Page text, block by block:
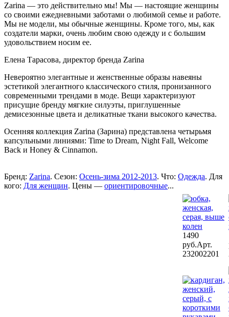
Zarina — это действительно мы! Мы — настоящие женщины
со своими ежедневными заботами о любимой семье и работе.
Мы не модели, мы обычные женщины. Кроме того, мы, как
создатели марки, очень любим свою одежду и с большим
удовольствием носим ее.
Елена Тарасова, директор бренда Zarina
Невероятно элегантные и женственные образы навеяны
эстетикой элегантного классического стиля, пронизанного
современными трендами в моде. Вещи характеризуют
присущие бренду мягкие силуэты, приглушенные
демисезонные цвета и деликатные ткани высокого качества.
Осенняя коллекция Zarina (Зарина) представлена четырьмя
капсульными линиями: Time to Dream, Night Fall, Welcome
Back и Honey & Cinnamon.
Бренд: Zarina. Сезон: Осень-зима 2012-2013. Что: Одежда. Для
кого: Для женщин. Цены — ориентировочные...
1490
руб.Арт.
232002201